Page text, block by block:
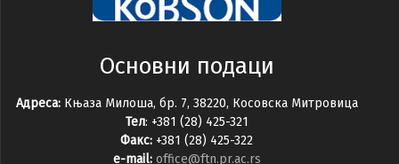
Основни подаци
Адреса: Књаза Милоша, бр. 7, 38220, Косовска Митровица
Тел: +381 (28) 425-321
Факс: +381 (28) 425-322
e-mail: office@ftn.pr.ac.rs